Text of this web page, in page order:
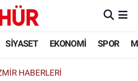
SİYASET EKONOMİ SPOR
HABERLERI